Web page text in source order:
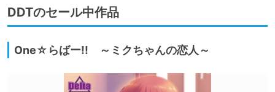
DDTのセール中作品
One☆らばー!! ～ミクちゃんの恋人～